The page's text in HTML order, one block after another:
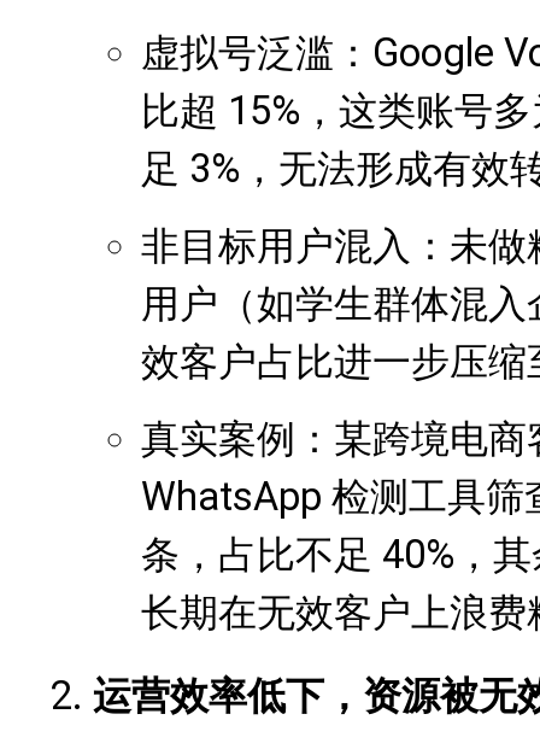
虚拟号泛滥：Google
比超 15%，这类账号
足 3%，无法形成有效
非目标用户混入：未
用户（如学生群体混
效客户占比进一步压缩
真实案例：某跨境电
WhatsApp 检测工具
条，占比不足 40%，
长期在无效客户上浪费
运营效率低下，资源被无